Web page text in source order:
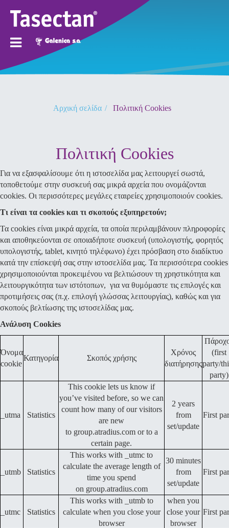
Αρχική σελίδα Πολιτική Cookies
Πολιτική Cookies
Για να εξασφαλίσουμε ότι η ιστοσελίδα μας λειτουργεί σωστά,
τοποθετούμε στην συσκευή σας μικρά αρχεία που ονομάζονται
cookies. Οι περισσότερες μεγάλες εταιρείες χρησιμοποιούν cookies.
Τι είναι τα cookies και τι σκοπούς εξυπηρετούν;
Τα cookies είναι μικρά αρχεία, τα οποία περιλαμβάνουν πληροφορίες
και αποθηκεύονται σε οποιαδήποτε συσκευή (υπολογιστής, φορητός
υπολογιστής, tablet, κινητό τηλέφωνο) έχει πρόσβαση στο διαδίκτυο
κατά την επίσκεψή σας στην ιστοσελίδα μας. Τα περισσότερα cookies
χρησιμοποιούνται προκειμένου να βελτιώσουν τη χρηστικότητα και
λειτουργικότητα των ιστότοπων, για να θυμόμαστε τις επιλογές και
προτιμήσεις σας (π.χ. επιλογή γλώσσας λειτουργίας), καθώς και για
σκοπούς βελτίωσης της ιστοσελίδας μας.
Ανάλυση Cookies
Όνομα
cookie
Κατηγορία Σκοπός χρήσης
Χρόνος
διατήρησης
(first
party/
party)
_utma Statistics
This cookie lets us know if
you’ve visited before, so we can
count how many of our visitors
are new
to group.atradius.com or to a
certain page.
2 years
from
set/update
First
_utmb Statistics
This works with _utmc to
calculate the average length of
time you spend
on group.atradius.com
30 minutes
from
set/update
First
_utmc Statistics
This works with _utmb to
calculate when you close your
browser
when you
close your
browser
First